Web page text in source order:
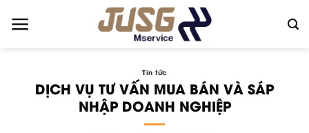
Tin tức
DỊCH VỤ TƯ VẤN MUA BÁN VÀ SÁP
NHẬP DOANH NGHIỆP